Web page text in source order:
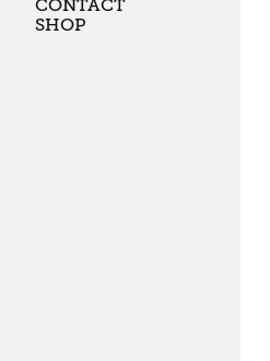
CONTACT
SHOP